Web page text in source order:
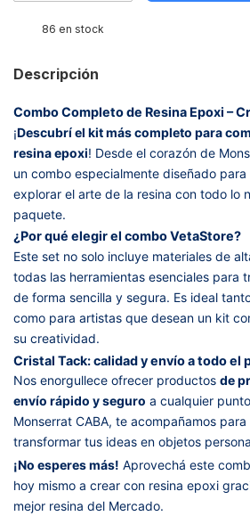
86 en stock
Descripción
Combo Completo de Resina Epoxi –
¡Descubrí el kit más completo para
resina epoxi! Desde el corazón de
un combo especialmente diseñado
explorar el arte de la resina con todo lo
paquete.
¿Por qué elegir el combo VetaStore?
Este set no solo incluye materiales de
todas las herramientas esenciales para
de forma sencilla y segura. Es ideal
como para artistas que desean un kit
su creatividad.
Cristal Tack: calidad y envío a todo el
Nos enorgullece ofrecer productos de
envío rápido y seguro a cualquier
Monserrat CABA, te acompañamos
transformar tus ideas en objetos
¡No esperes más! Aprovechá este
hoy mismo a crear con resina epoxi
mejor resina del Mercado.